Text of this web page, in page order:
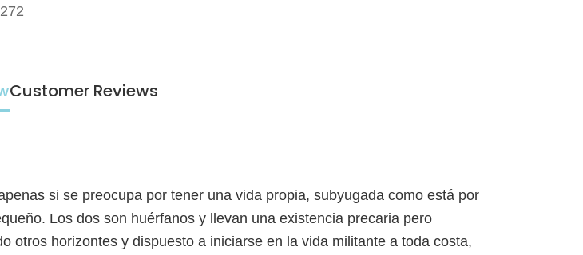
272
Customer Reviews
si se preocupa por tener una vida propia, subyugada como está por
Los dos son huérfanos y llevan una existencia precaria pero
otros horizontes y dispuesto a iniciarse en la vida militante a toda costa,